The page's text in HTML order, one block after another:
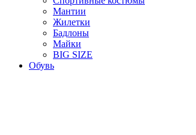
Мантии
Жилетки
Бадлоны
Майки
BIG SIZE
Обувь